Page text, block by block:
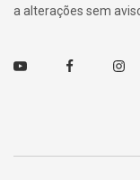
a alterações sem
Youtube Facebook